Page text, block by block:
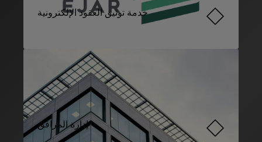
خدمة توثيق العقود الإلكترونية
إدارة المرافق